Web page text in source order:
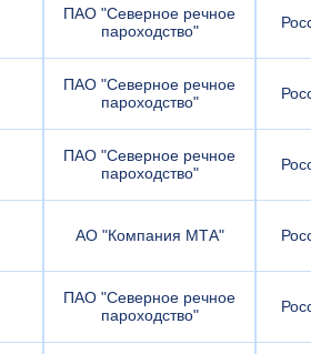
ПАО "Северное речное
пароходство"
ПАО "Северное речное
пароходство"
ПАО "Северное речное
пароходство"
АО "Компания МТА"
ПАО "Северное речное
пароходство"